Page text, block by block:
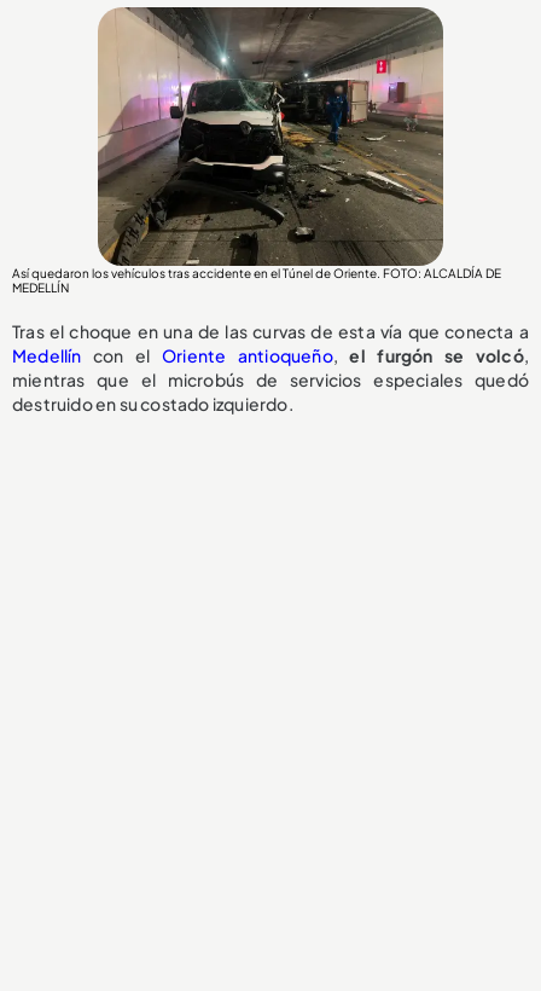
Así quedaron los vehículos tras accidente en el Túnel de Oriente. FOTO: ALCALDÍA DE
MEDELLÍN
Tras el choque en una de las curvas de esta vía que conecta a
Medellín con el Oriente antioqueño,el furgón se volcó,
mientras que el microbús de servicios especiales quedó
destruido en su costado izquierdo.